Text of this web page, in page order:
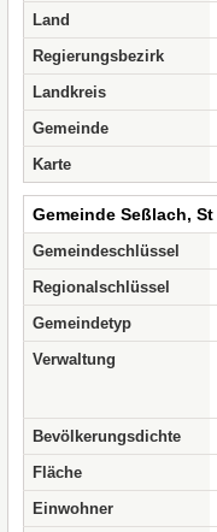
Land
Regierungsbezirk
Landkreis
Gemeinde
Karte
Gemeinde Seßlach, St
Gemeindeschlüssel
Regionalschlüssel
Gemeindetyp
Verwaltung
Bevölkerungsdichte
Fläche
Einwohner